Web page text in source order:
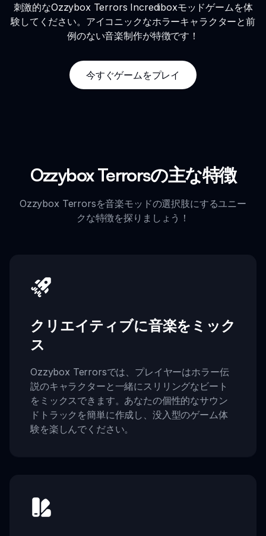
刺激的なOzzybox Terrors Incrediboxモッドゲームを体
験してください。アイコニックなホラーキャラクターと前
例のない音楽制作が特徴です！
今すぐゲームをプレイ
Ozzybox Terrorsの主な特徴
Ozzybox Terrorsを音楽モッドの選択肢にするユニー
クな特徴を探りましょう！
クリエイティブに音楽をミック
ス
Ozzybox Terrorsでは、プレイヤーはホラー伝
説のキャラクターと一緒にスリリングなビート
をミックスできます。あなたの個性的なサウン
ドトラックを簡単に作成し、没入型のゲーム体
験を楽しんでください。